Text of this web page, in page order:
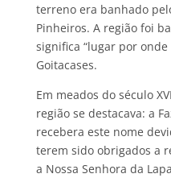
terreno era banhado
Pinheiros. A região foi
significa “lugar por onde
Goitacases.
Em meados do século
região se destacava: a
recebera este nome
terem sido obrigados a
a Nossa Senhora da